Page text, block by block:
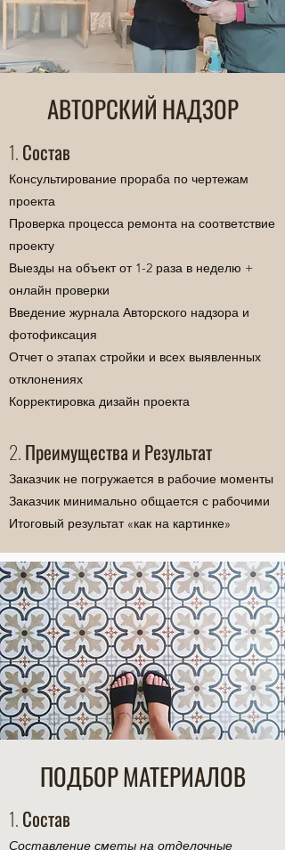
АВТОРСКИЙ НАДЗОР
1. Состав
Консультирование прораба по чертежам
проекта
Проверка процесса ремонта на соответствие
проекту
Выезды на объект от 1-2 раза в неделю +
онлайн проверки
Введение журнала Авторского надзора и
фотофиксация
Отчет о этапах стройки и всех выявленных
отклонениях
Корректировка дизайн проекта
2. Преимущества и Результат
Заказчик не погружается в рабочие моменты
Заказчик минимально общается с рабочими
Итоговый результат «как на картинке»
ПОДБОР МАТЕРИАЛОВ
1. Состав
Составление сметы на отделочные